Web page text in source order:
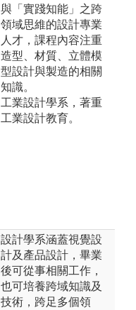
與「實踐知能」之跨
領域思維的設計專業
人才，課程內容注重
造型、材質、立體模
型設計與製造的相關
知識。
工業設計學系，著重
工業設計教育。
設計學系涵蓋視覺設
計及產品設計，畢業
後可從事相關工作，
也可培養跨域知識及
技術，跨足多個領